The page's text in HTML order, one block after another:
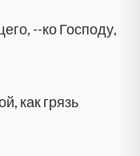
--ко Господу,
как грязь